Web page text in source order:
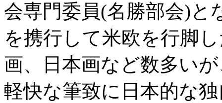
会専門委員(名勝部会)と
を携行して米欧を行脚
画、日本画など数多い
軽快な筆致に日本的な